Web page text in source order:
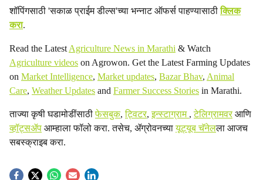
शॉपिंगसाठी 'सकाळ प्राईम डील्स'च्या भन्नाट ऑफर्स पाहण्यासाठीक्लिक
करा.
Read the Latest Agriculture News in Marathi & Watch
Agriculture videos on Agrowon. Get the Latest Farming Updates
on Market Intelligence, Market updates, Bazar Bhav, Animal
Care, Weather Updates and Farmer Success Stories in Marathi.
ताज्या कृषी घडामोडींसाठीफेसबुक,ट्विटर,इन्स्टाग्राम ,टेलिग्रामवरआणि
व्हॉट्सॲप आम्हाला फॉलो करा. तसेच, ॲग्रोवनच्यायूट्यूब चॅनेलला आजच
सबस्क्राइब करा.